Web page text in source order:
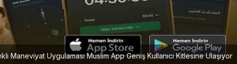
Maneviyat Uygulaması Muslim App Geniş Kullanıcı Kitlesine Ulaşıyor